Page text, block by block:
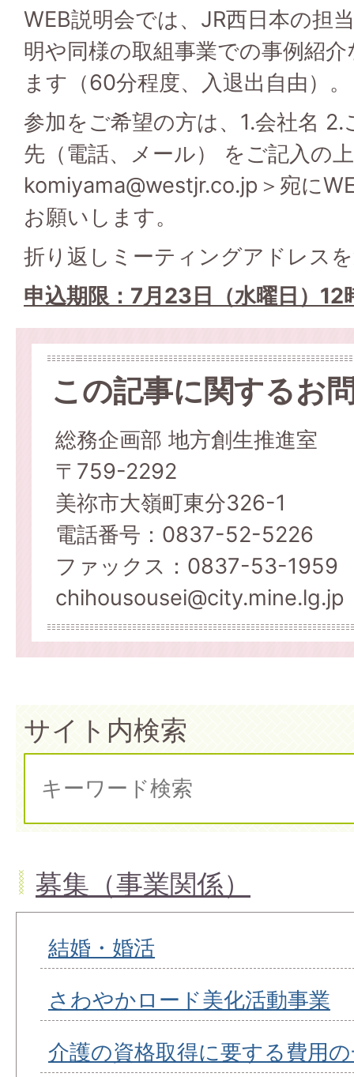
WEB説明会では、JR西日本の担
明や同様の取組事業での事例紹
ます（60分程度、入退出自由）。
参加をご希望の方は、1.会社名
先（電話、メール） をご記入の
komiyama@westjr.co.jp＞宛に
お願いします。
折り返しミーティングアドレス
申込期限：7月23日（水曜日）12
この記事に関するお
総務企画部 地方創生推進室
〒759-2292
美祢市大嶺町東分326-1
電話番号：0837-52-5226
ファックス：0837-53-1959
chihousousei@city.mine.lg.jp
サイト内検索
募集（事業関係）
結婚・婚活
さわやかロード美化活動事業
介護の資格取得に要する費用